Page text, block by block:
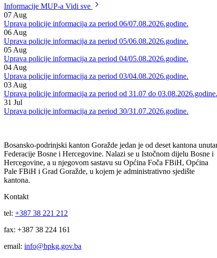
koji su ustanovili da se na vozilu nalazi 3,8 metara prostornog
bukovog drveta, te preuzeli dalji rad na navedenom događaju.
Informacije MUP-a
07Aug
Uprava policije informacija za period 06/07.08.2026.godine.
06Aug
Uprava policije informacija za period 05/06.08.2026.godine.
05Aug
Uprava policije informacija za period 04/05.08.2026.godine.
04Aug
Uprava policije informacija za period 03/04.08.2026.godine.
03Aug